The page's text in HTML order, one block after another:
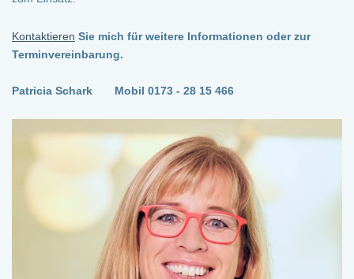
Kontaktieren Sie mich für weitere Informationen oder zur
Terminvereinbarung.
Patricia Schark Mobil 0173 - 28 15 466